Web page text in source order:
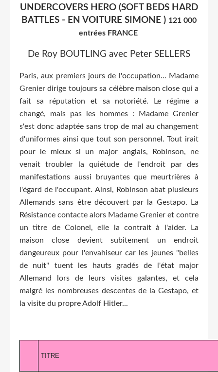
UNDERCOVERS HERO (SOFT BEDS HARD
BATTLES - EN VOITURE SIMONE ) 121 000
entrées FRANCE
De Roy BOUTLING avec Peter SELLERS
Paris, aux premiers jours de l'occupation... Madame
Grenier dirige toujours sa célèbre maison close qui a
fait sa réputation et sa notoriété. Le régime a
changé, mais pas les hommes : Madame Grenier
s'est donc adaptée sans trop de mal au changement
d'uniformes ainsi que tout son personnel. Tout irait
pour le mieux si un major anglais, Robinson, ne
venait troubler la quiétude de l'endroit par des
manifestations aussi bruyantes que meurtrières à
l'égard de l'occupant. Ainsi, Robinson abat plusieurs
Allemands sans être découvert par la Gestapo. La
Résistance contacte alors Madame Grenier et contre
un titre de Colonel, elle la contrait à l'aider. La
maison close devient subitement un endroit
dangeureux pour l'envahiseur car les jeunes "belles
de nuit" tuent les hauts gradés de l'état major
Allemand lors de leurs visites galantes, et cela
malgré les nombreuses descentes de la Gestapo, et
la visite du propre Adolf Hitler...
TITRE